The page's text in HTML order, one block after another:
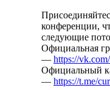
конференции,
следующие
Официальная
— https://
Официальный
— https://t.me/